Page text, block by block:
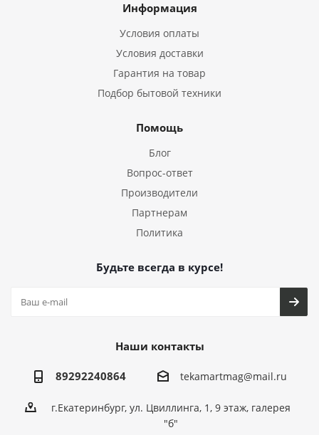
Информация
Условия оплаты
Условия доставки
Гарантия на товар
Подбор бытовой техники
Помощь
Блог
Вопрос-ответ
Производители
Партнерам
Политика
Будьте всегда в курсе!
Наши контакты
89292240864 tekamartmag@mail.ru
г.Екатеринбург, ул. Цвиллинга, 1, 9 этаж, галерея
"б"